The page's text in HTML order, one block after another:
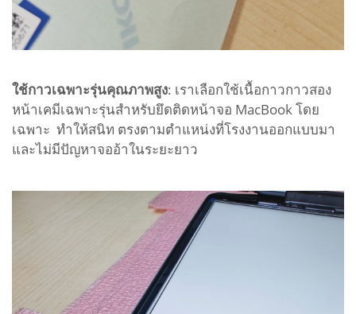
ใช้กาวเฉพาะรุ่นคุณภาพสูง: เราเลือกใช้เนื้อกาวกาวสอง
หน้าเคมีเฉพาะรุ่นสำหรับยึดติดหน้าจอ MacBook โดย
เฉพาะ ทำให้สนิท ตรงตามตำแหน่งที่โรงงานออกแบบมา
และไม่มีปัญหาจออ้าในระยะยาว